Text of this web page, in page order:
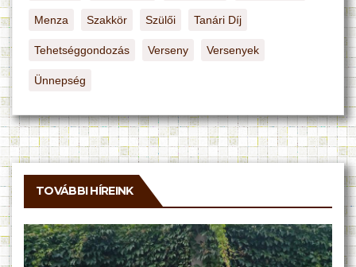
Menza Szakkör Szülői Tanári Díj
Tehetséggondozás Verseny Versenyek
Ünnepség
TOVÁBBI HÍREINK